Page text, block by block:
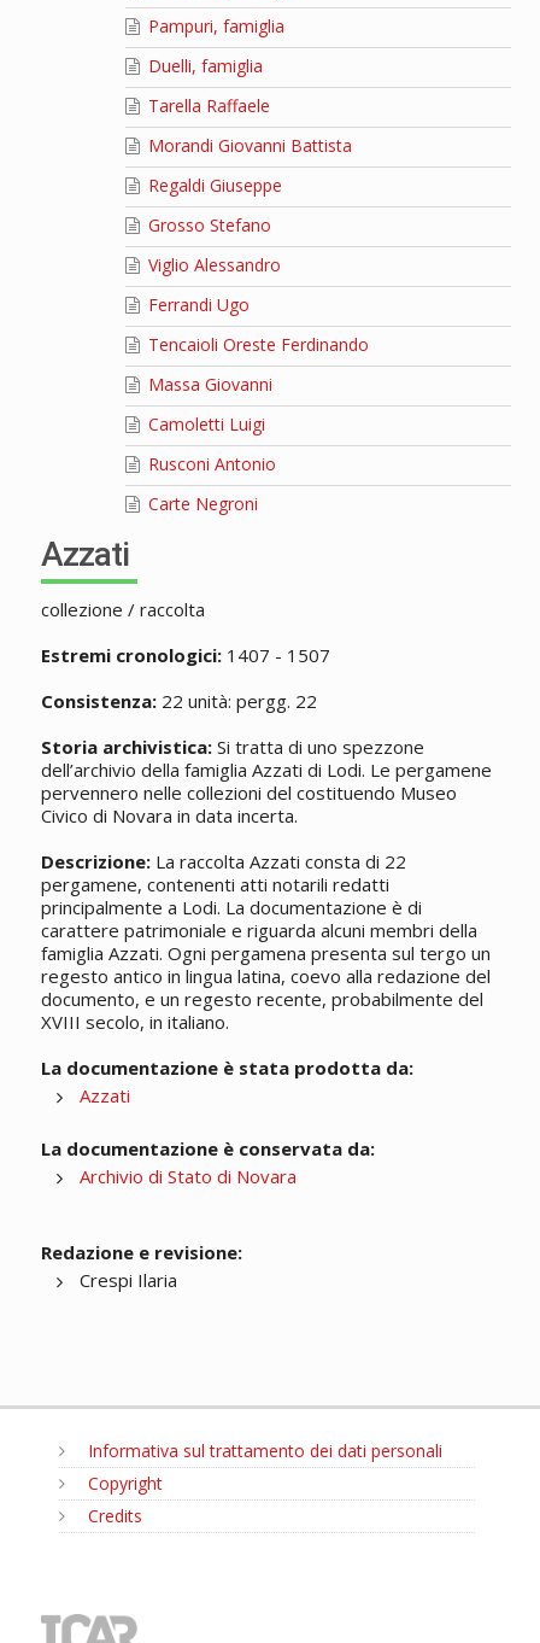
Pampuri, famiglia
Duelli, famiglia
Tarella Raffaele
Morandi Giovanni Battista
Regaldi Giuseppe
Grosso Stefano
Viglio Alessandro
Ferrandi Ugo
Tencaioli Oreste Ferdinando
Massa Giovanni
Camoletti Luigi
Rusconi Antonio
Carte Negroni
Azzati
collezione / raccolta
Estremi cronologici:1407 - 1507
Consistenza:22 unità: pergg. 22
Storia archivistica:Si tratta di uno spezzone
dell’archivio della famiglia Azzati di Lodi. Le pergamene
pervennero nelle collezioni del costituendo Museo
Civico di Novara in data incerta.
Descrizione:La raccolta Azzati consta di 22
pergamene, contenenti atti notarili redatti
principalmente a Lodi. La documentazione è di
carattere patrimoniale e riguarda alcuni membri della
famiglia Azzati. Ogni pergamena presenta sul tergo un
regesto antico in lingua latina, coevo alla redazione del
documento, e un regesto recente, probabilmente del
XVIII secolo, in italiano.
La documentazione è stata prodotta da:
Azzati
La documentazione è conservata da:
Archivio di Stato di Novara
Redazione e revisione:
Crespi Ilaria
Informativa sul trattamento dei dati personali
Copyright
Credits